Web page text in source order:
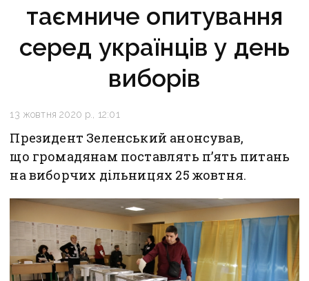
таємниче опитування
серед українців у день
виборів
13 жовтня 2020 р., 12:01
Президент Зеленський анонсував,
що громадянам поставлять п’ять питань
на виборчих дільницях 25 жовтня.